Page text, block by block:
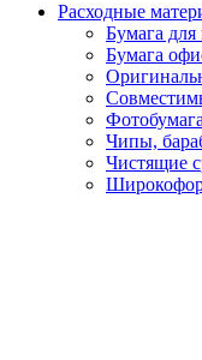
Расходные
Бумага для
Бумага
Фотобумага
Чипы,
Чистящие